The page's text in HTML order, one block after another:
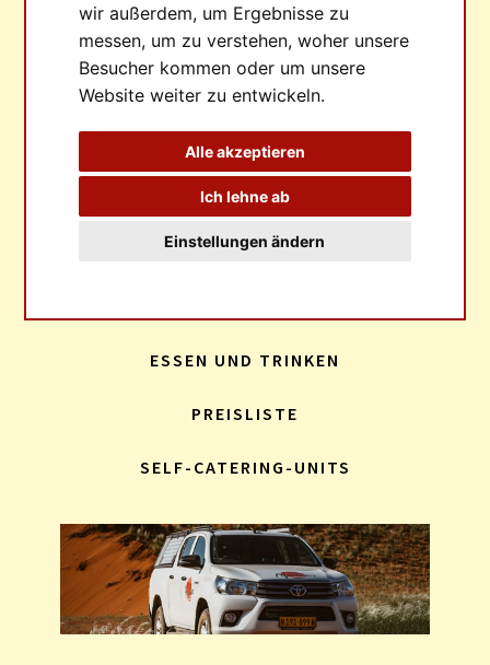
wir außerdem, um Ergebnisse zu
messen, um zu verstehen, woher unsere
Besucher kommen oder um unsere
Website weiter zu entwickeln.
Alle akzeptieren
Ich lehne ab
Einstellungen ändern
Abholservice
Mietwagen
Impfungen
Anfahrtsbeschreibung
DIE FARM
APARTMENTS
ESSEN UND TRINKEN
PREISLISTE
SELF-CATERING-UNITS